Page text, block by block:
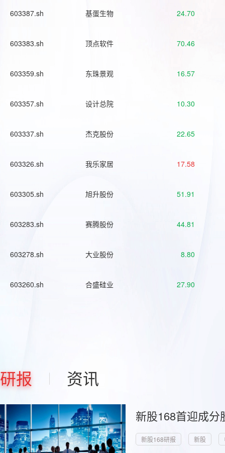
603387.sh 基蛋生物 24.70
603383.sh 顶点软件 70.46
603359.sh 东珠景观 16.57
603357.sh 设计总院 10.30
603337.sh 杰克股份 22.65
603326.sh 我乐家居 17.58
603305.sh 旭升股份 51.91
603283.sh 赛腾股份 44.81
603278.sh 大业股份 8.80
603260.sh 合盛硅业 27.90
研报 资讯
新股168首迎成
新股168研报 新股